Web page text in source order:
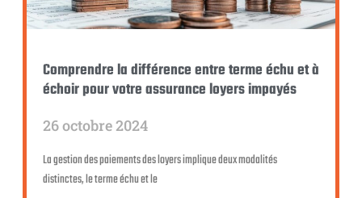
Comprendre la différence entre terme échu et à
échoir pour votre assurance loyers impayés
26 octobre 2024
La gestion des paiements des loyers implique deux modalités
distinctes, le terme échu et le